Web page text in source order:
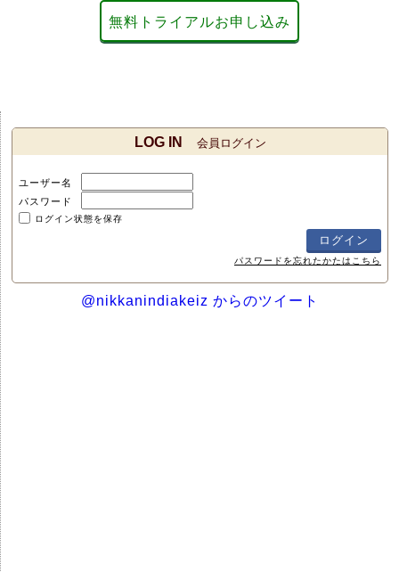
無料トライアルお申し込み
LOG IN 会員ログイン
ユーザー名
パスワード
ログイン状態を保存
パスワードを忘れたかたはこちら
@nikkanindiakeiz からのツイート